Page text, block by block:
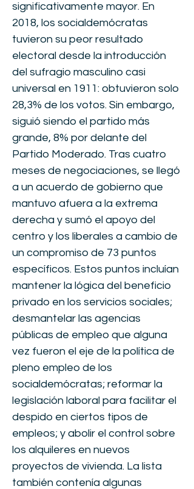
significativamente mayor. En
2018, los socialdemócratas
tuvieron su peor resultado
electoral desde la introducción
del sufragio masculino casi
universal en 1911: obtuvieron solo
28,3% de los votos. Sin embargo,
siguió siendo el partido más
grande, 8% por delante del
Partido Moderado. Tras cuatro
meses de negociaciones, se llegó
a un acuerdo de gobierno que
mantuvo afuera a la extrema
derecha y sumó el apoyo del
centro y los liberales a cambio de
un compromiso de 73 puntos
específicos. Estos puntos incluían
mantener la lógica del beneficio
privado en los servicios sociales;
desmantelar las agencias
públicas de empleo que alguna
vez fueron el eje de la política de
pleno empleo de los
socialdemócratas; reformar la
legislación laboral para facilitar el
despido en ciertos tipos de
empleos; y abolir el control sobre
los alquileres en nuevos
proyectos de vivienda. La lista
también contenía algunas